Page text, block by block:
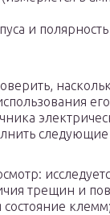
и
трещин и
состояние клемм;